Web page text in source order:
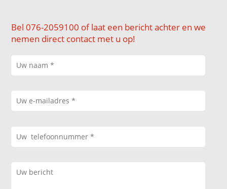
Bel 076-2059100 of laat een bericht achter en we
nemen direct contact met u op!